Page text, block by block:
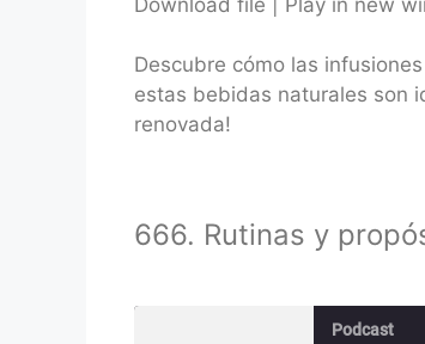
RSS FEED
LINK
Descubre cómo las
estas bebidas naturales son
renovada!
666. Rutinas y
Podcast